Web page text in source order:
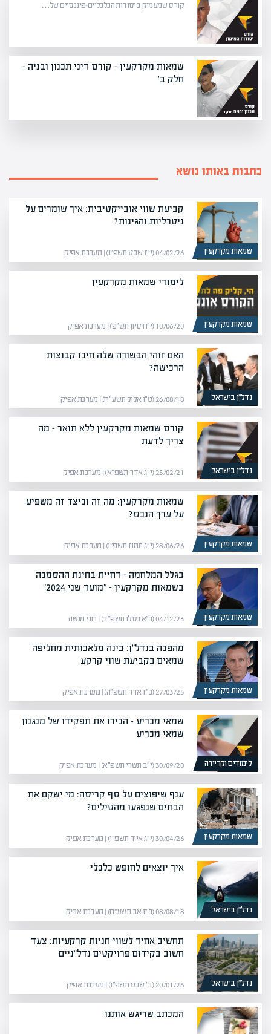
קורס שמעמיק ביסודות הכלכליים-פיננסיים של…
שמאות מקרקעין – קורס דיני תכנון ובניה -
חלק ב'
כתבות באותו נושא
שמאות מקרקעין
קביעת שווי אובייקטיבית: איך שומרים על
ניטרליות והגינות?
04/02/26 (י״ז שבט תשפ״ו) | מערכת אפיק
שמאות מקרקעין
לימודי שמאות מקרקעין
10/06/20 (י״ח סיון תש״פ) | מערכת אפיק
נדל”ן בישראל
האם זוהי הבשורה שלה חיכו קבוצות
הרכישה?
26/08/18 (ט״ו אלול תשע״ח) | מערכת אפיק
נדל”ן בישראל
קורס שמאות מקרקעין ללא תואר – מה
צריך לדעת
25/02/21 (י״ג אדר תשפ״א) | מערכת אפיק
שמאות מקרקעין
שמאות מקרקעין: מה זה וכיצד זה משפיע
על ערך הנכס?
28/06/26 (י״ג תמוז תשפ״ו) | מערכת אפיק
שמאות מקרקעין
בגלל המלחמה – דחיית בחינת ההסמכה
בשמאות מקרקעין – "מועד שני 2024"
04/12/23 (כ״א כסלו תשפ״ד) | רוני מנשה
שמאות מקרקעין
מהפכה בנדל"ן: בינה מלאכותית מחליפה
שמאים בקביעת שווי קרקע
27/03/25 (כ״ז אדר תשפ״ה) | מערכת אפיק
לימודים וקריירה
שמאי מכריע – הכירו את תפקידו של מנגנון
שמאי מכריע
30/09/20 (י״ב תשרי תשפ״א) | מערכת אפיק
שמאות מקרקעין
ענף שיפוצים על סף קריסה: מי ישקם את
הבתים שנפגעו מהטילים?
30/04/26 (י״ג אייר תשפ״ו) | מערכת אפיק
נדל”ן בישראל
איך יוצאים לחופש כלכלי
08/08/18 (כ״ז אב תשע״ח) | מערכת אפיק
נדל”ן בישראל
תחשיב אחיד לשווי חניות קרקעיות: צעד
חשוב בקידום פרויקטים נדל"ניים
20/01/26 (ב׳ שבט תשפ״ו) | מערכת אפיק
המכתב שריגש אותנו